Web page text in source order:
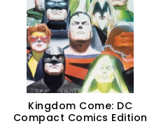
Kingdom Come: DC
Compact Comics Edition